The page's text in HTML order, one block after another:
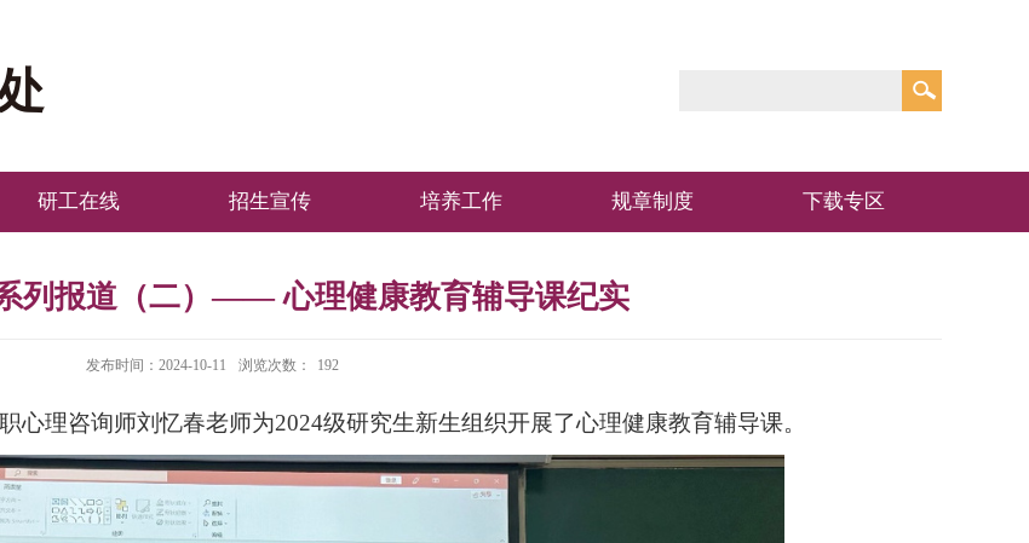
研工在线 招生宣传 培养工作 规章制度 下载专区
列报道（二）—— 心理健康教育辅导课纪实
发布时间：2024-10-11 浏览次数： 192
心理咨询师刘忆春老师为2024级研究生新生组织开展了心理健康教育辅导课。